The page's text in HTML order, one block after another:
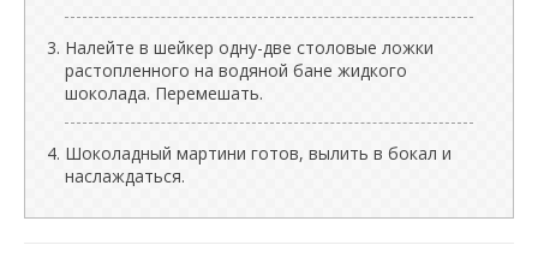
Налейте в шейкер одну-две столовые ложки
растопленного на водяной бане жидкого
шоколада. Перемешать.
Шоколадный мартини готов, вылить в бокал и
наслаждаться.